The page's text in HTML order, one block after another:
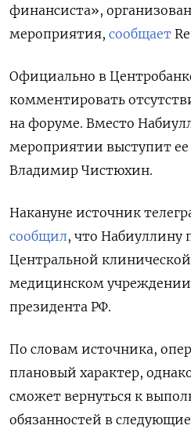
финансиста»,
мероприятия, сообщает
Официально в
комментировать
на форуме. Вместо
мероприятии выступит ее
Владимир Чистюхин.
Накануне источник
сообщил, что Набиуллину
Центральной
медицинском
президента РФ.
По словам источника,
плановый характер,
сможет вернуться к
обязанностей в